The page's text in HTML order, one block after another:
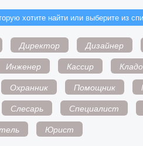
хотите найти или выберите из
Директор Дизайнер
Инженер Кассир
Охранник Помощник
Слесарь Специалист
Юрист